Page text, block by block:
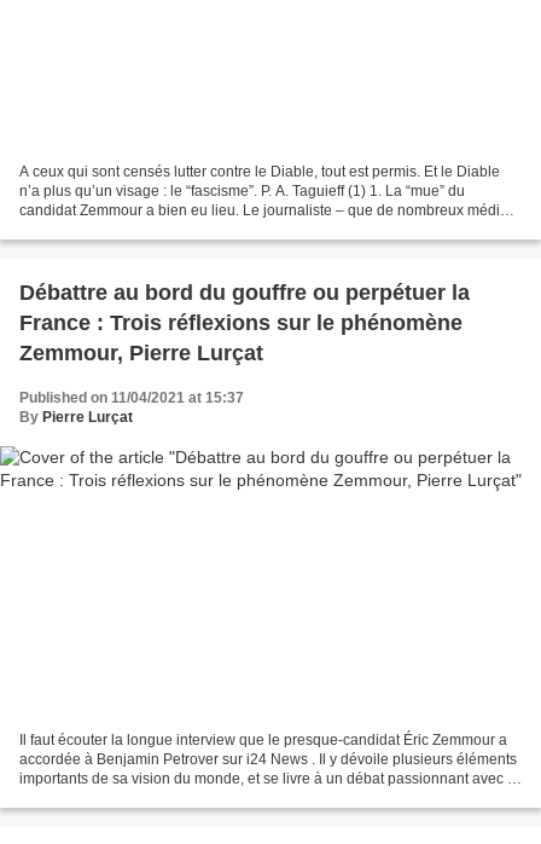
A ceux qui sont censés lutter contre le Diable, tout est permis. Et le Diable
n’a plus qu’un visage : le “fascisme”. P. A. Taguieff (1) 1. La “mue” du
candidat Zemmour a bien eu lieu. Le journaliste – que de nombreux médias
Débattre au bord du gouffre ou perpétuer la
France : Trois réflexions sur le phénomène
Zemmour, Pierre Lurçat
Published on 11/04/2021 at 15:37
By Pierre Lurçat
Il faut écouter la longue interview que le presque-candidat Éric Zemmour a
accordée à Benjamin Petrover sur i24 News . Il y dévoile plusieurs éléments
importants de sa vision du monde, et se livre à un débat passionnant avec le